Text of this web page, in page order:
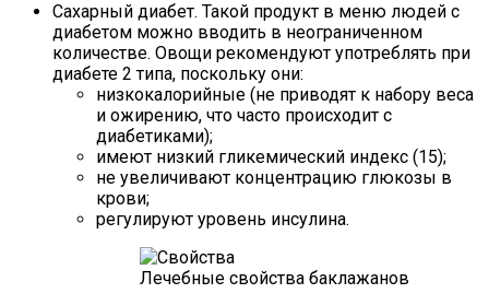
Сахарный диабет. Такой продукт в меню людей с
диабетом можно вводить в неограниченном
количестве. Овощи рекомендуют употреблять при
диабете 2 типа, поскольку они:
низкокалорийные (не приводят к набору веса
и ожирению, что часто происходит с
диабетиками);
имеют низкий гликемический индекс (15);
не увеличивают концентрацию глюкозы в
крови;
регулируют уровень инсулина.
Лечебные свойства баклажанов